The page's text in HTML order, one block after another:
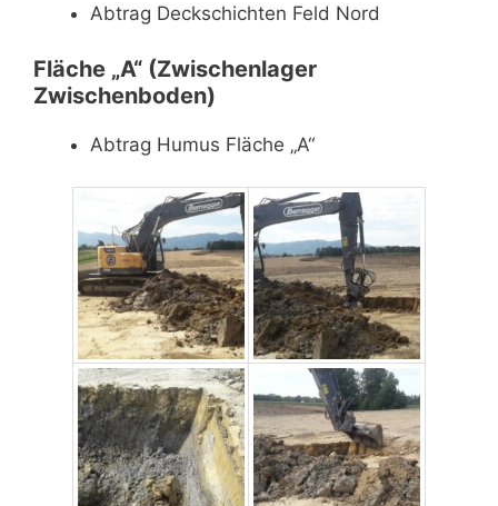
Abtrag Deckschichten Feld Nord
Fläche „A“ (Zwischenlager
Zwischenboden)
Abtrag Humus Fläche „A“